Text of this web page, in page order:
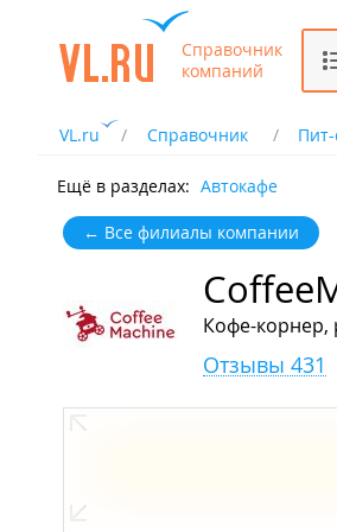
Справочник
компаний
VL.ru Справочник Пит-
Ещё в разделах: Автокафе
← Все филиалы компании
Кофе-корнер,
Отзывы 431